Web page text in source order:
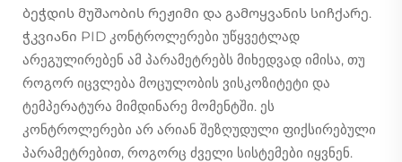
ბეჭდის მუშაობის რეჟიმი და გამოყვანის სიჩქარე.
ჭკვიანი PID კონტროლერები უწყვეტლად
არეგულირებენ ამ პარამეტრებს მიხედვად იმისა, თუ
როგორ იცვლება მოცულობის ვისკოზიტეტი და
ტემპერატურა მიმდინარე მომენტში. ეს
კონტროლერები არ არიან შეზღუდული ფიქსირებული
პარამეტრებით, როგორც ძველი სისტემები იყვნენ.